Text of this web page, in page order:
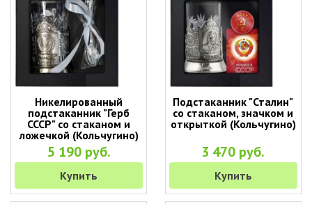
Никелированный
подстаканник "Герб
СССР" со стаканом и
ложечкой (Кольчугино)
5 190 руб.
Купить
Подстаканник "Сталин"
со стаканом, значком и
открыткой (Кольчугино)
3 470 руб.
Купить